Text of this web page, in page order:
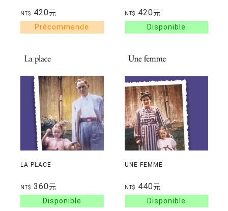
NT$ 420元 NT$ 420元
LA PLACE
NT$ 360元
UNE FEMME
NT$ 440元